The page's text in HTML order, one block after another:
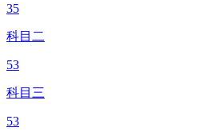
35
科目二
53
科目三
53